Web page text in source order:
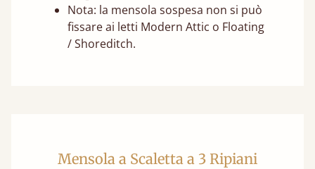
Nota: la mensola sospesa non si può
fissare ai letti Modern Attic o Floating
/ Shoreditch.
Mensola a Scaletta a 3 Ripiani